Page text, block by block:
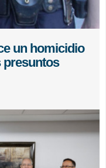
un homicidio
presuntos